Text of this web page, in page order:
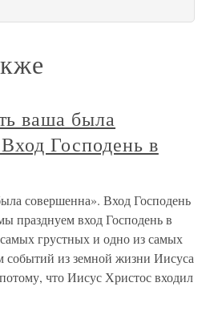
ваша была
Господень в
совершенна». Вход Господень
празднуем вход Господень в
грустных и одно из самых
событий из земной жизни Иисуса
что Иисус Христос входил